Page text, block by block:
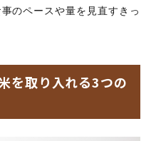
のペースや量を見直すきっ
を取り入れる3つの